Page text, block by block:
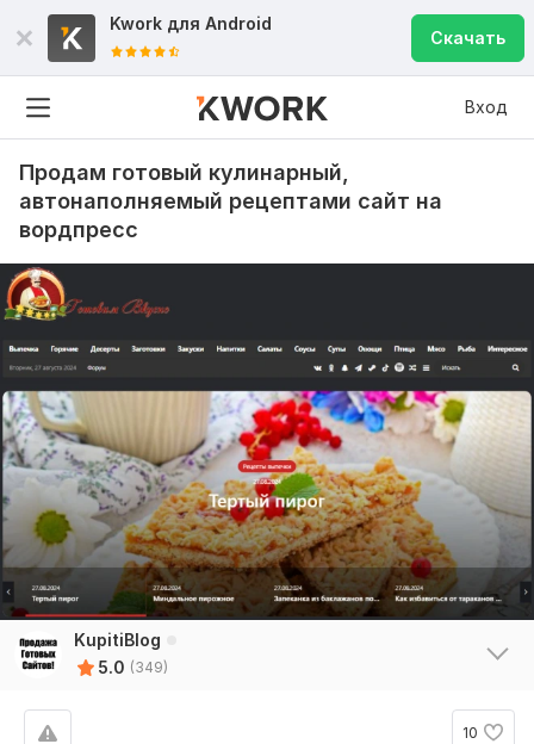
Kwork для Android
Скачать
Вход
Продам готовый кулинарный,
автонаполняемый рецептами сайт на
вордпресс
KupitiBlog
5.0 (349)
10